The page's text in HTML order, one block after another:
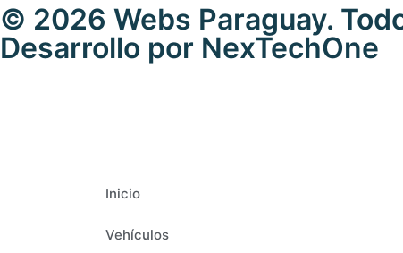
© 2026 Webs Paraguay.
Desarrollo por NexTechOne
Inicio
Vehículos